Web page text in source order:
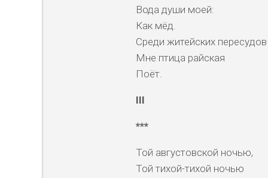
Вода души моей:
Как мёд.
Среди житейских пересудов
Мне птица райская
Поёт.
III
***
Той августовской ночью,
Той тихой-тихой ночью